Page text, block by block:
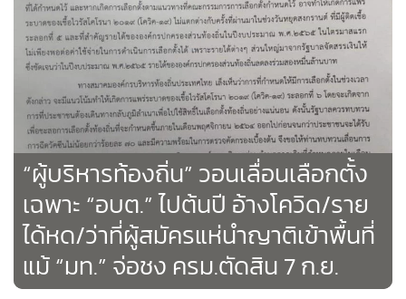
“ผู้บริหารท้องถิ่น” วอนเลื่อนเลือกตั้ง
เฉพาะ “อบต.” ไปต้นปี อ้างโควิด/ราย
ได้หด/ว่าที่ผู้สมัครแห่นำญาติเข้าพื้นที่
แม้ “มท.” จ่อชง ครม.ตัดสิน 7 ก.ย.